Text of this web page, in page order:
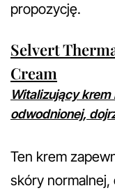
propozycję.
Selvert
Cream
Witalizujący
odwodnionej,
Ten krem
skóry